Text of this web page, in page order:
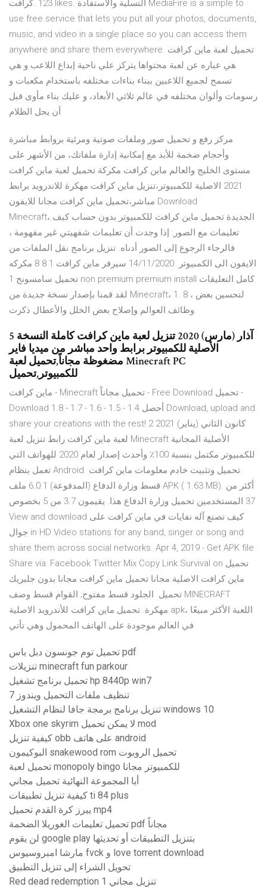
كرافت‎. 123 likes. ‎التسلية والاستفادة‎ MediaFire is a simple to
use free service that lets you put all your photos, documents,
music, and video in a single place so you can access them
anywhere and share them everywhere. تحميل لعبة ماين كرافت
هي عباره عن لعبة محتواها يتركز علي ناحية إبداع اللاعب و هي
تسمح لجميع اللاعبين ببناء بناءات مختلفه باستخدام مكعبات و
رسومات وألوان مختلفه في عالم ثلاثي الأبعاد، و عليك بناء مأوى قبل
أن يحل الظلام
مركز رفع و تحميل صور وملفات صوتية ومرئية بروابط مباشرة
وأحجام ضخمة للأبد مع إمكانية إدارة ملفاتك، من الأشهر على
مستوى الخليج والعالم ماين كرافت مكركة تحميل لعبة ماين كرافت
2021 الاصلية للكمبيوتر،تنزيل ماين كرافت مهكرة للاندرويد برابط
مباشر،تحميل ماين كرافت مجانا للايفون Download
Minecraft،الجديدة تحميل ماين كرافت للكمبيوتر بدون حساب كيف.
تعليمات مع الصور: إذا وجدت أن تعليمات شفهيتي غير مفهومة ،
فالرجاء الرجوع إلى الصور أدناه. تنزيل برنامج نقل الملفات من
الايفون الى الكمبيوتر. 14/11/2020 سيرفر ماين كرافت 1 8 8 مكركه
تحميل سامسونج 1 non premium premium install كامل التعليقات
لقد قمنا بإصدار نسخة جديدة من Minecraft، 1. 8 ، لتحسين بعض
وظائف العوالم وإصلاح بعض الخلل والأعطال ذكرت.
5 آذار (مارس) 2020 تنزيل لعبة ماين كرافت كاملة النسخة
الأصلية للكمبيوتر برابط واحد مباشر من ميديا فاير
مضغوظة مجاناً,تحميل لعبة Minecraft PC
ماين كرافت - Minecraft تحميل مجاناً - Free Download تحميل -
Download 1.8 - 1.7 - 1.6 - 1.5 - 1.4 أحصل Download, upload and
share your creations with the rest! 2 كانون الثاني (يناير) 2021
لعبة ماين كرافت رابط تنزيل لعبة Minecraft الأصلية المجانية
للكمبيوتر مكتمل بنسبة 100٪ وأحدث إصدار لعام 2020 للهواتف التي
تعمل بنظام Android تحميل وتثبيت خادم معلومات ماين كرافت
قسط وزارة الدفاع (المدفوعة) 6.0.1 ملف APK ( 1.63 MB). أكثر من
37 المستخدمين تحميل وزارة الدفاع هذا. يقيمون 3.7 من 5 بخصوص
View and download كيف تصنع آله نفايات في ماين كرافت على
جوال in HD Video stations for any band, singer or song and
share them across social networks. Apr 4, 2019 - Get APK file
Share via: Facebook Twitter Mix Copy Link Survival on تحميل
ماين كرافت الاصلية مجانا تحميل ماين كرافت مجانا بدون جلبريك
تحميل الجلود قسط مفتوح; القوام قسط وصف MINECRAFT
مهكرة. تحميل ماين كرافت للأندرويد الاصلية apk، اللعبة الأكثر مبيعًا
تحميل توم جونسون دبل باس pdf
تنزيلات minecraft fun parkour
تحميل برنامج تشغيل hp 8440p win7
تنظيف ملفات التحميل ويندوز 7
تنزيل برنامج برمجة جافا لنظام التشغيل windows 10
Xbox one skyrim لا يمكن تحميل mod
كيفية تنزيل obb على هاتف android
البوكيمون snakewood rom تحميل الروبوت
تحميل لعبة monopoly bingo للكمبيوتر مجانا
أبا المجموعة النهائية تحميل مجاني
كيفية تنزيل تطبيقات ti 84 plus
يبرز كرة القدم تحميل mp4
تحميل تعليمات الغوريلا الضخمة pdf مجاناً
لن يقوم google play بتنزيل التطبيقات أو تحديثها
مارشا امبروسيوس fvck و love torrent download
تحويل الشراء إلى تنزيل التطبيق
Red dead redemption 1 تنزيل مجاني